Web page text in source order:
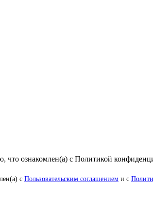
что ознакомлен(а) с Политикой
с Пользовательским соглашением и с